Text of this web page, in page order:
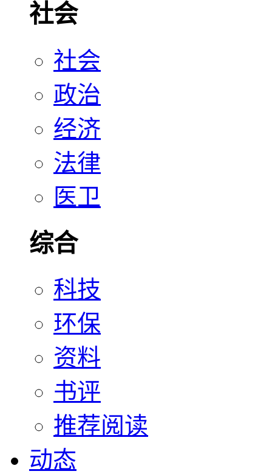
社会
社会
政治
经济
法律
医卫
综合
科技
环保
资料
书评
推荐阅读
动态